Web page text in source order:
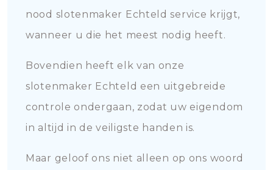
nood slotenmaker Echteld service krijgt,
wanneer u die het meest nodig heeft.
Bovendien heeft elk van onze
slotenmaker Echteld een uitgebreide
controle ondergaan, zodat uw eigendom
in altijd in de veiligste handen is.
Maar geloof ons niet alleen op ons woord